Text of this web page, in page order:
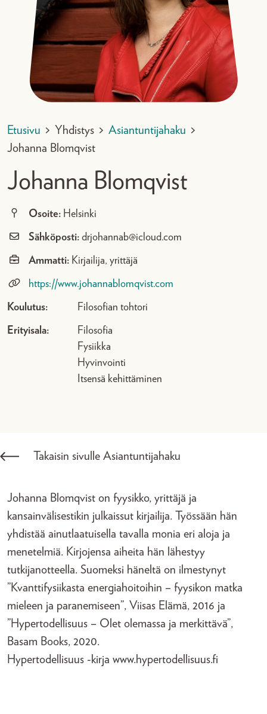
Etusivu > Yhdistys > Asiantuntijahaku >
Johanna Blomqvist
Johanna Blomqvist
Osoite: Helsinki
Sähköposti: drjohannab@icloud.com
Ammatti: Kirjailija, yrittäjä
https://www.johannablomqvist.com
Koulutus: Filosofian tohtori
Erityisala:
Filosofia
Fysiikka
Hyvinvointi
Itsensä kehittäminen
Takaisin sivulle Asiantuntijahaku
Johanna Blomqvist on fyysikko, yrittäjä ja
kansainvälisestikin julkaissut kirjailija. Työssään hän
yhdistää ainutlaatuisella tavalla monia eri aloja ja
menetelmiä. Kirjojensa aiheita hän lähestyy
tutkijanotteella. Suomeksi häneltä on ilmestynyt
”Kvanttifysiikasta energiahoitoihin – fyysikon matka
mieleen ja paranemiseen”, Viisas Elämä, 2016 ja
”Hypertodellisuus – Olet olemassa ja merkittävä”,
Basam Books, 2020.
Hypertodellisuus -kirja www.hypertodellisuus.fi